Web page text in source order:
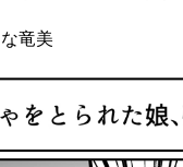
な竜美